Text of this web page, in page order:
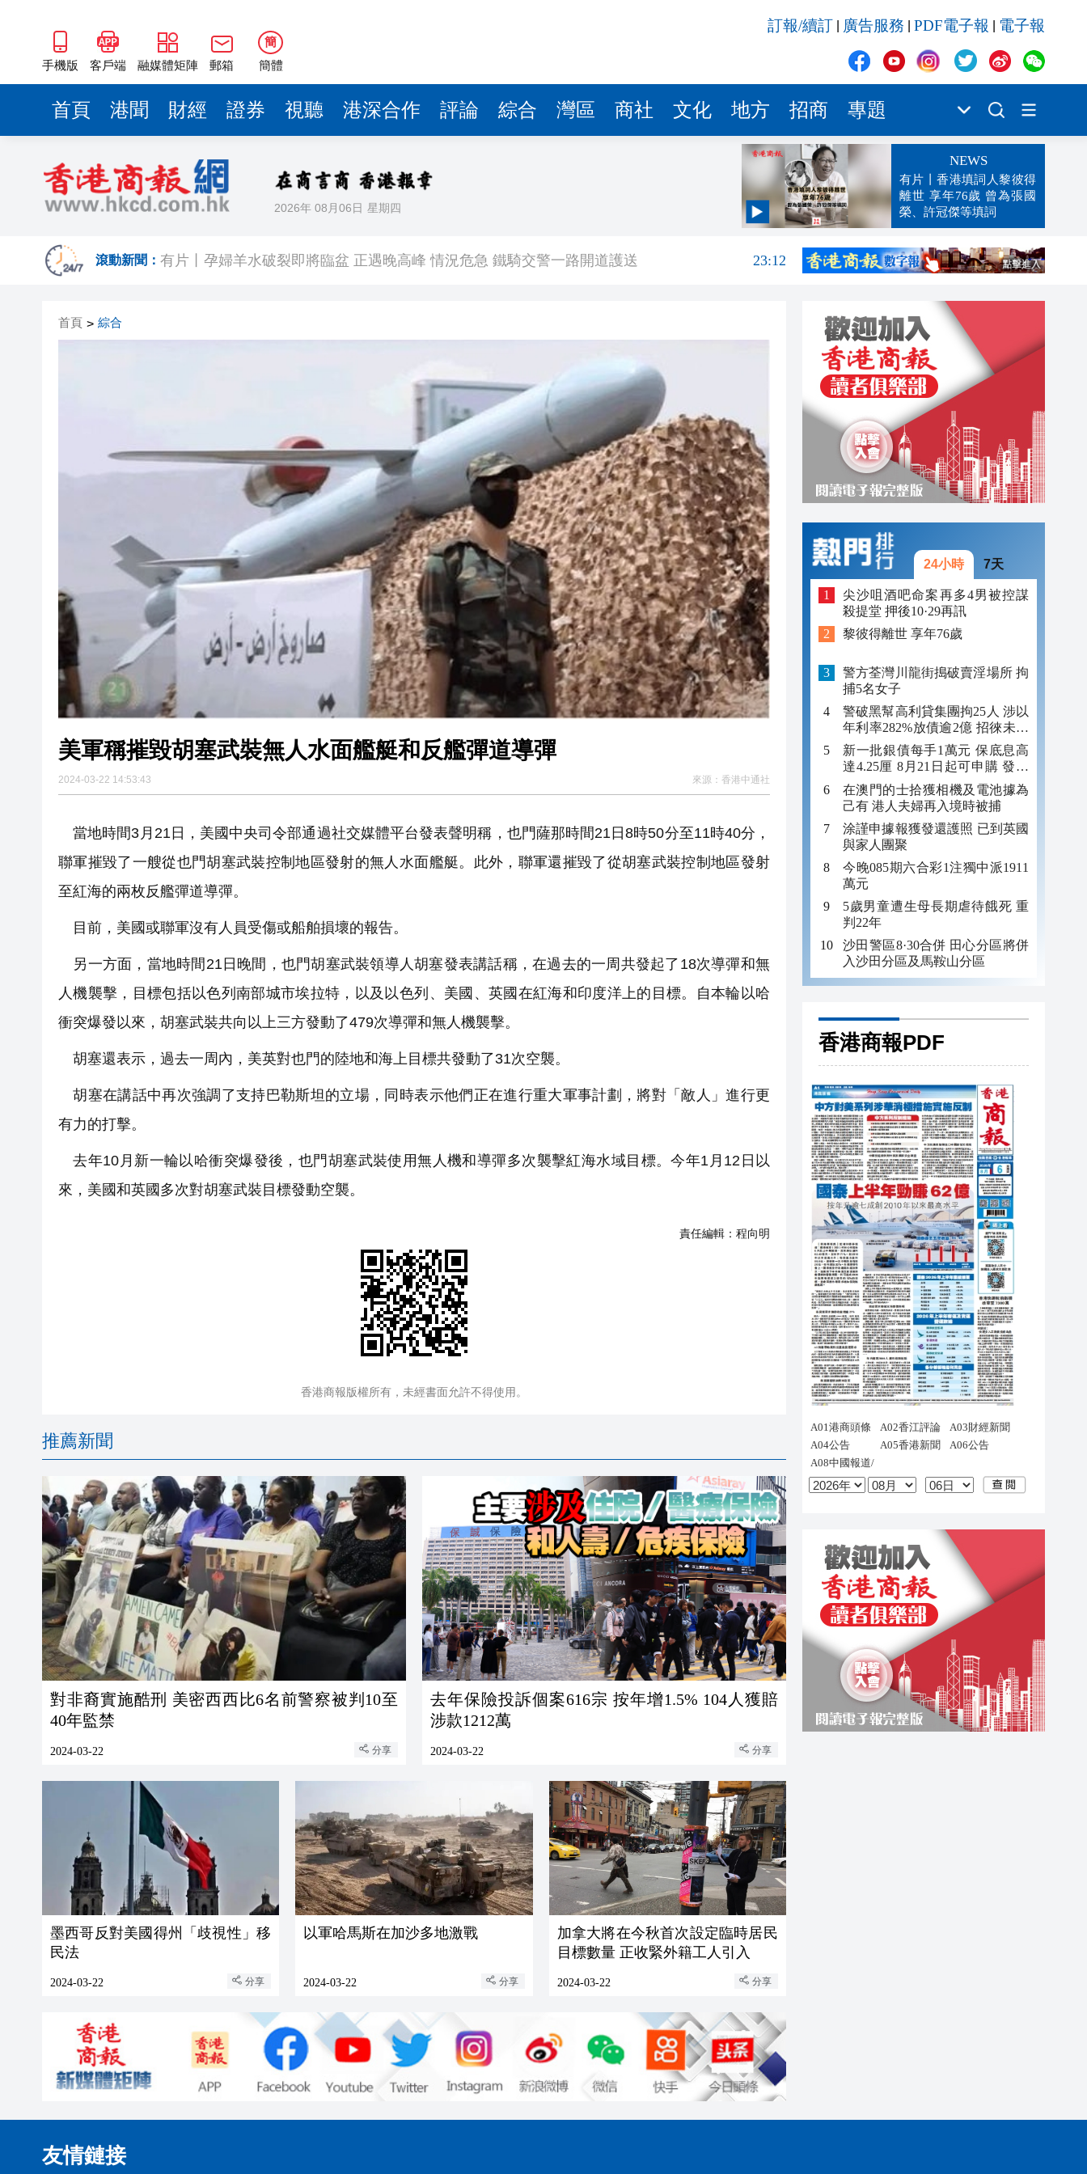
手機版 客戶端 融媒體矩陣 郵箱
簡
簡體
訂報/續訂 廣告服務 PDF電子報 電子報
首頁 港聞 財經 證券 視聽 港深合作 評論 綜合 灣區 商社 文化 地方 招商 專題
2026年 08月06日 星期四
NEWS
有片丨香港填詞人黎彼得
離世 享年76歲 曾為張國
榮、許冠傑等填詞
滾動新聞：
有片丨孕婦羊水破裂即將臨盆 正遇晚高峰 情況危急 鐵騎交警一路開道護送
有片丨清淡不等於吃素！ 清淡飲食正在毀掉很多老人的晚年健康
23:00
【展覽】「今朝更好看」名家作品展盛大啟幕 逾百幅名家力作匯聚香江
讓入境「第一公里」更絲滑！外國遊客「無感通行」深圳地鐵
22:39
【熱點熱評】記協選舉鬧劇折射組織「沉疴」 業界代表性蕩然無存
22:25
首頁 > 綜合
美軍稱摧毀胡塞武裝無人水面艦艇和反艦彈道導彈
2024-03-22 14:53:43 來源： 香港中通社
當地時間3月21日，美國中央司令部通過社交媒體平台發表聲明稱，也門薩那時間21日8時50分至11時40分，
聯軍摧毀了一艘從也門胡塞武裝控制地區發射的無人水面艦艇。此外，聯軍還摧毀了從胡塞武裝控制地區發射
至紅海的兩枚反艦彈道導彈。
目前，美國或聯軍沒有人員受傷或船舶損壞的報告。
另一方面，當地時間21日晚間，也門胡塞武裝領導人胡塞發表講話稱，在過去的一周共發起了18次導彈和無
人機襲擊，目標包括以色列南部城市埃拉特，以及以色列、美國、英國在紅海和印度洋上的目標。自本輪以哈
衝突爆發以來，胡塞武裝共向以上三方發動了479次導彈和無人機襲擊。
胡塞還表示，過去一周內，美英對也門的陸地和海上目標共發動了31次空襲。
胡塞在講話中再次強調了支持巴勒斯坦的立場，同時表示他們正在進行重大軍事計劃，將對「敵人」進行更
有力的打擊。
去年10月新一輪以哈衝突爆發後，也門胡塞武裝使用無人機和導彈多次襲擊紅海水域目標。今年1月12日以
來，美國和英國多次對胡塞武裝目標發動空襲。
責任編輯： 程向明
香港商報版權所有，未經書面允許不得使用。
推薦新聞
對非裔實施酷刑 美密西西比6名前警察被判10至
40年監禁
2024-03-22 分享
去年保險投訴個案616宗 按年增1.5% 104人獲賠
涉款1212萬
2024-03-22 分享
墨西哥反對美國得州「歧視性」移
民法
2024-03-22 分享
以軍哈馬斯在加沙多地激戰
2024-03-22 分享
加拿大將在今秋首次設定臨時居民
目標數量 正收緊外籍工人引入
2024-03-22 分享
24小時 7天
尖沙咀酒吧命案再多4男被控謀
殺提堂 押後10·29再訊
黎彼得離世 享年76歲
警方荃灣川龍街搗破賣淫場所 拘
捕5名女子
警破黑幫高利貸集團拘25人 涉以
年利率282%放債逾2億 招徠未成
年追數
新一批銀債每手1萬元 保底息高
達4.25厘 8月21日起可申購 發行
金額最多550億
在澳門的士拾獲相機及電池據為
己有 港人夫婦再入境時被捕
涂謹申據報獲發還護照 已到英國
與家人團聚
今晚085期六合彩1注獨中派1911
萬元
5歲男童遭生母長期虐待餓死 重
判22年
沙田警區8·30合併 田心分區將併
入沙田分區及馬鞍山分區
香港商報PDF
友情鏈接